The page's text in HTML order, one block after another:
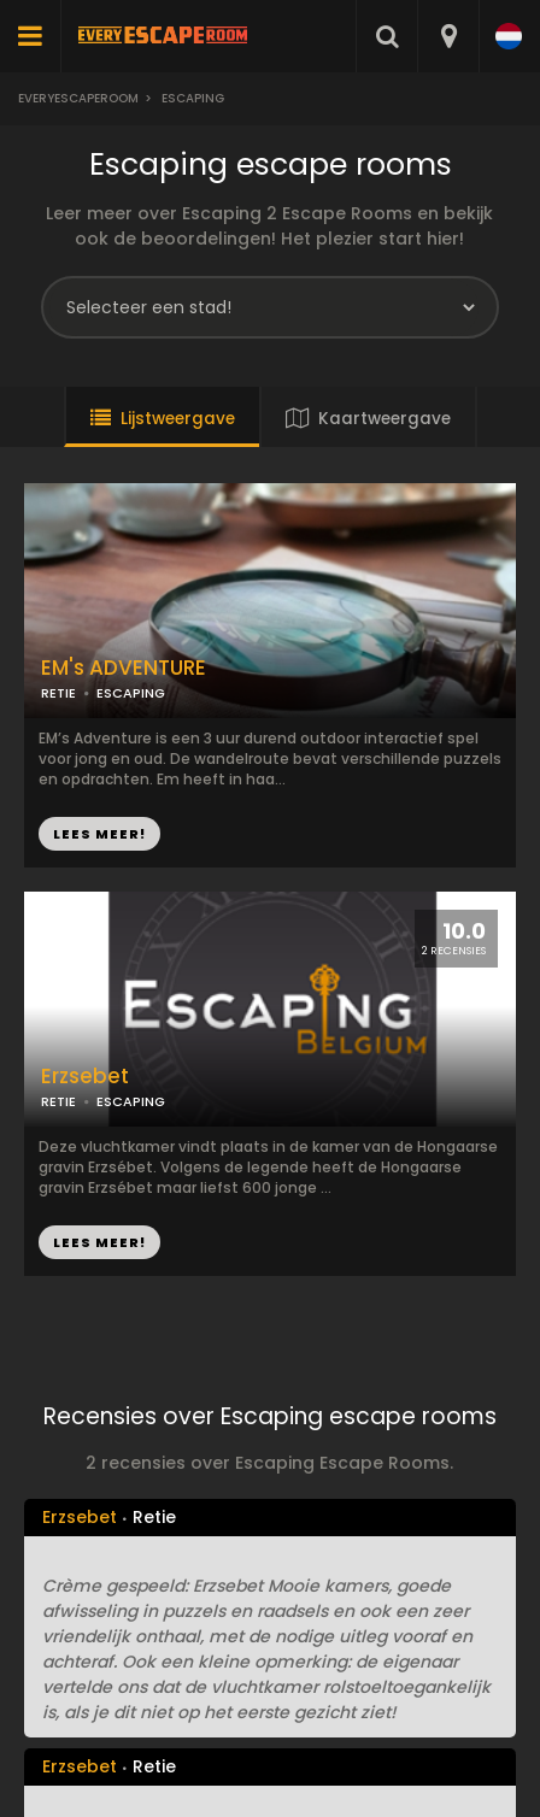
EVERYESCAPEROOM > ESCAPING
Escaping escape rooms
Leer meer over Escaping 2 Escape Rooms en bekijk
ook de beoordelingen! Het plezier start hier!
Lijstweergave Kaartweergave
EM's ADVENTURE
RETIE ESCAPING
EM’s Adventure is een 3 uur durend outdoor interactief spel
voor jong en oud. De wandelroute bevat verschillende puzzels
en opdrachten. Em heeft in haa...
LEES MEER!
10.0
2 RECENSIES
Erzsebet
RETIE ESCAPING
Deze vluchtkamer vindt plaats in de kamer van de Hongaarse
gravin Erzsébet. Volgens de legende heeft de Hongaarse
gravin Erzsébet maar liefst 600 jonge ...
LEES MEER!
Recensies over Escaping escape rooms
2 recensies over Escaping Escape Rooms.
Erzsebet Retie
Crème gespeeld: Erzsebet Mooie kamers, goede
afwisseling in puzzels en raadsels en ook een zeer
vriendelijk onthaal, met de nodige uitleg vooraf en
achteraf. Ook een kleine opmerking: de eigenaar
vertelde ons dat de vluchtkamer rolstoeltoegankelijk
is, als je dit niet op het eerste gezicht ziet!
Erzsebet Retie